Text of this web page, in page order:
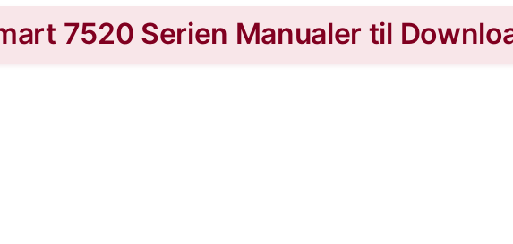
7520 Serien Manualer til